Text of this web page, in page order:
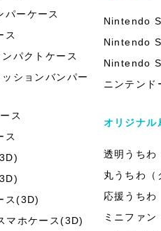
パーケース
ス
パクトケース
ションバンパー
ス
ス
ス(3D)
マホケース(3D)
Nintendo
Nintendo
Nintendo
ニンテンド
オリジナル
透明うちわ
丸うちわ（
応援うちわ
ミニファン